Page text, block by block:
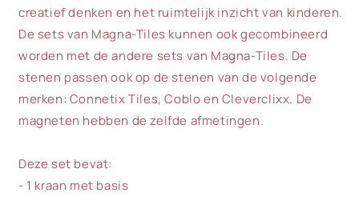
creatief denken en het ruimtelijk inzicht van kinderen.
De sets van Magna-Tiles kunnen ook gecombineerd
worden met de andere sets van Magna-Tiles. De
stenen passen ook op de stenen van de volgende
merken: Connetix Tiles, Coblo en Cleverclixx. De
magneten hebben de zelfde afmetingen.
Deze set bevat:
- 1 kraan met basis